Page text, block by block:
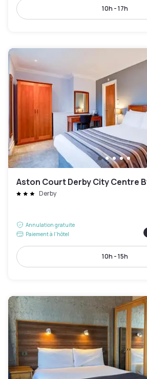
10h - 17h
Aston Court Derby City Centre
Derby
Annulation gratuite
Paiement à l'hôtel
10h - 15h